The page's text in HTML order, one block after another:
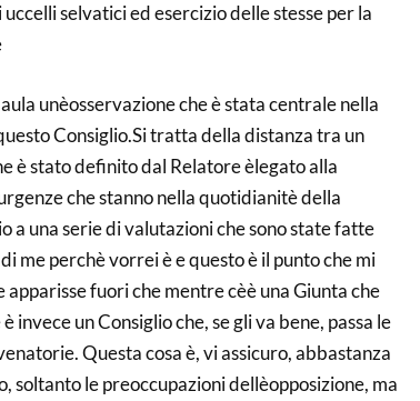
selvatici ed esercizio delle stesse per la
unèosservazione che è stata centrale nella
Consiglio.Si tratta della distanza tra un
è stato definito dal Relatore èlegato alla
che stanno nella quotidianitè della
a una serie di valutazioni che sono state fatte
me perchè vorrei è e questo è il punto che mi
fuori che mentre cèè una Giunta che
invece un Consiglio che, se gli va bene, passa le
Questa cosa è, vi assicuro, abbastanza
soltanto le preoccupazioni dellèopposizione, ma